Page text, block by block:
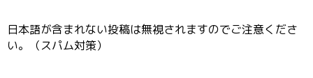
日本語が含まれない投稿は無視されますのでご注意くださ
い。（スパム対策）